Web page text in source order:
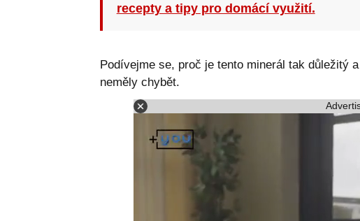
recepty a tipy pro domácí využití.
Podívejme se, proč je tento minerál tak důležitý
neměly chybět.